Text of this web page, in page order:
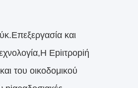
και
Εpiιτροpiή
του οικοδομικού